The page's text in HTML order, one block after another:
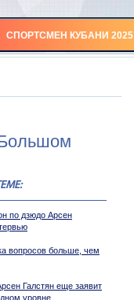
СПОРТСМЕН КУБАНИ 2025
по дзюдо Арсен
вопросов больше, чем
Галстян еще заявит
уровне